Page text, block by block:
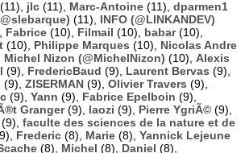
(11), jlc (11), Marc-Antoine (11), dparmen1
(11), INFO (@LINKANDEV)
Fabrice (10), Filmail (10), babar(10),
(10), Philippe Marques (10), Nicolas Andre
Michel Nizon (@MichelNizon) (10), Alexis
(9), FredericBaud (9), Laurent Bervas (9),
(9), ZISERMAN (9), Olivier Travers (9),
(9), Yann (9), Fabrice Epelboin (9),
Granger(9), laozi (9), Pierre YgriÃ© (9),
(9), faculte des sciences de la nature et de
Frederic (8), Marie (8), Yannick Lejeune
(8), Michel (8), Daniel (8),